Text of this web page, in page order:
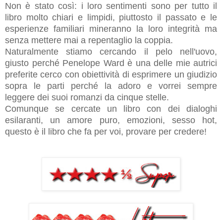
Non è stato così: i loro sentimenti sono per tutto il
libro molto chiari e limpidi, piuttosto il passato e le
esperienze familiari mineranno la loro integrità ma
senza mettere mai a repentaglio la coppia.
Naturalmente stiamo cercando il pelo nell'uovo,
giusto perché Penelope Ward è una delle mie autrici
preferite cerco con obiettività di esprimere un giudizio
sopra le parti perché la adoro e vorrei sempre
leggere dei suoi romanzi da cinque stelle.
Comunque se cercate un libro con dei dialoghi
esilaranti, un amore puro, emozioni, sesso hot,
questo è il libro che fa per voi, provare per credere!